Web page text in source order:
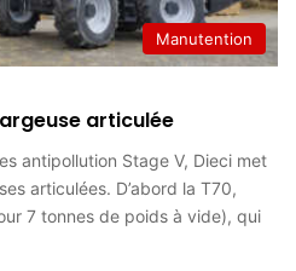
Manutention
articulée
antipollution Stage V, Dieci met
articulées. D’abord la T70,
7 tonnes de poids à vide), qui